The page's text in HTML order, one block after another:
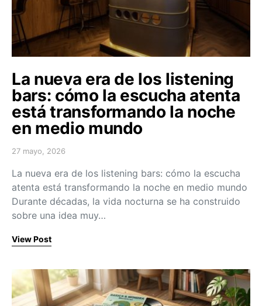
La nueva era de los listening
bars: cómo la escucha atenta
está transformando la noche
en medio mundo
Posted on
27 mayo, 2026
La nueva era de los listening bars: cómo la escucha
atenta está transformando la noche en medio mundo
Durante décadas, la vida nocturna se ha construido
sobre una idea muy…
View Post